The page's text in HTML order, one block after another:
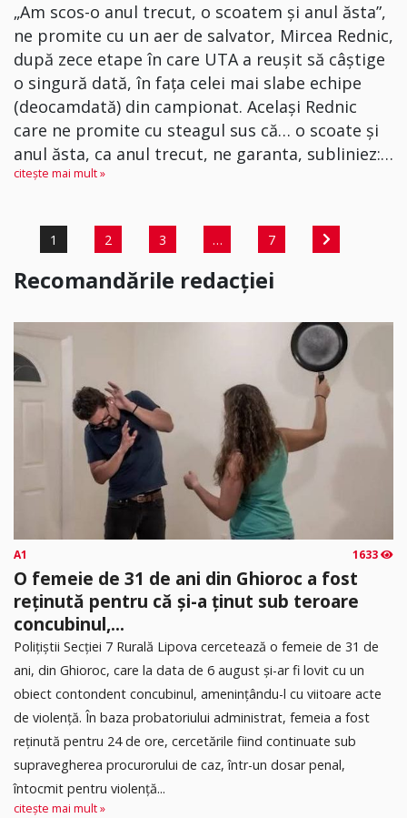
„Am scos-o anul trecut, o scoatem și anul ăsta”,
ne promite cu un aer de salvator, Mircea Rednic,
după zece etape în care UTA a reușit să câștige
o singură dată, în fața celei mai slabe echipe
(deocamdată) din campionat. Același Rednic
care ne promite cu steagul sus că… o scoate și
anul ăsta, ca anul trecut, ne garanta, subliniez:…
citește mai mult »
1 2 3 … 7
Recomandările redacției
A1 1633
O femeie de 31 de ani din Ghioroc a fost
reținută pentru că și-a ținut sub teroare
concubinul,...
​Polițiștii Secției 7 Rurală Lipova cercetează o femeie de 31 de
ani, din Ghioroc, care la data de 6 august și-ar fi lovit cu un
obiect contondent concubinul, amenințându-l cu viitoare acte
de violență. În baza probatoriului administrat, femeia a fost
reținută pentru 24 de ore, cercetările fiind continuate sub
supravegherea procurorului de caz, într-un dosar penal,
întocmit pentru violență...
citește mai mult »